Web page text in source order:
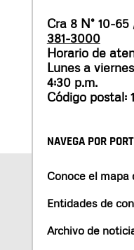
Cra 8 N° 10-65
381-3000
Horario de
Lunes a
4:30 p.m.
Código postal:
NAVEGA POR
Conoce el mapa
Entidades de
Archivo de